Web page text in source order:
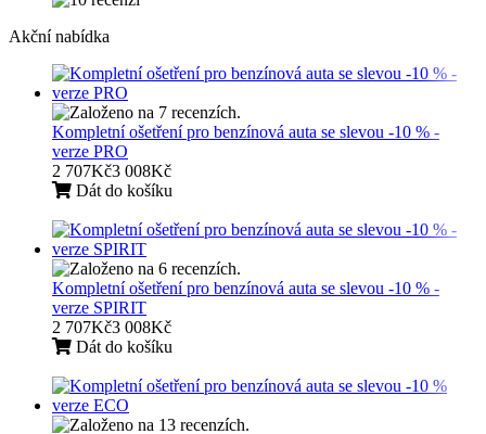
Akční nabídka
Kompletní ošetření pro benzínová auta se slevou -10 % -
verze PRO
2 707Kč3 008Kč
Dát do košíku
Kompletní ošetření pro benzínová auta se slevou -10 % -
verze SPIRIT
2 707Kč3 008Kč
Dát do košíku